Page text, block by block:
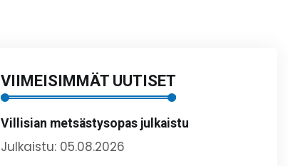
VIIMEISIMMÄT UUTISET
Villisian metsästysopas julkaistu
Julkaistu: 05.08.2026